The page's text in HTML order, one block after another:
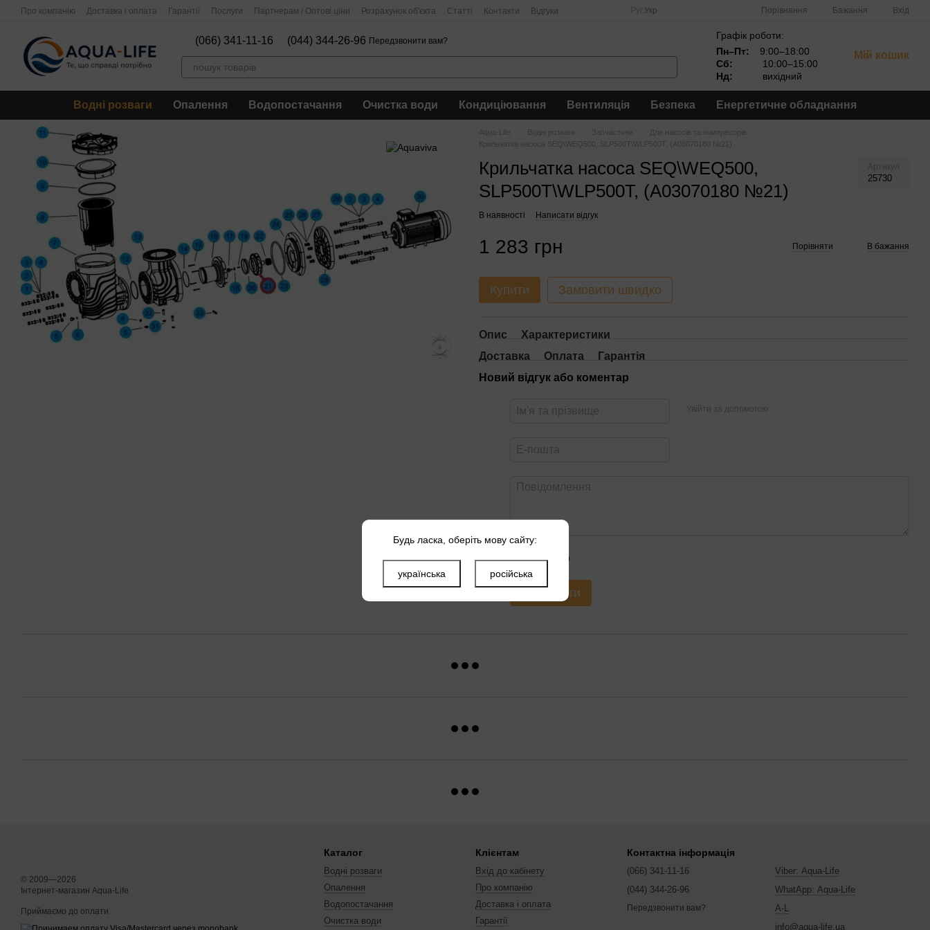
Перейти до основного контенту
Про компанію Доставка і оплата Гарантії Послуги Партнерам / Оптові ціни Розрахунок об'єкта Статті Контакти Відгуки Укр Порівняння Бажання Вхід
(066) 341-11-16 (044) 344-26-96 Передзвонити вам?
Графік роботи:
Пн–Пт:
9:00–18:00
Сб:
10:00–15:00
Нд:
вихідний
Мій кошик
Водні розваги Опалення Водопостачання Очистка води Кондиціювання Вентиляція Безпека Енергетичне обладнання
Aqua-Life Водні розваги Запчастини
Для насосів та компресорів
Крильчатка насоса SEQ\WEQ500, SLP500T\WLP500T, (A03070180 №21)
Крильчатка насоса SEQ\WEQ500,
SLP500T\WLP500T, (A03070180 №21)
25730
В наявності Написати відгук
1 283 грн Порівняти В бажання
Купити Замовити швидко
Опис
Характеристики
Доставка
Оплата
Гарантія
Новий відгук або коментар
Увійти за допомогою
Оцініть товар
Надіслати
© 2009—2026
Інтернет-магазин Aqua-Life
Приймаємо до оплати
Каталог
Водні розваги
Опалення
Водопостачання
Очистка води
Клієнтам
Вхід до кабінету
Про компанію
Доставка і оплата
Гарантії
Контактна інформація
(066) 341-11-16
(044) 344-26-96
Передзвонити вам?
Viber: Aqua-Life
WhatApp: Aqua-Life
A-L
info@aqua-life.ua
Будь ласка, оберіть мову сайту:
українська російська